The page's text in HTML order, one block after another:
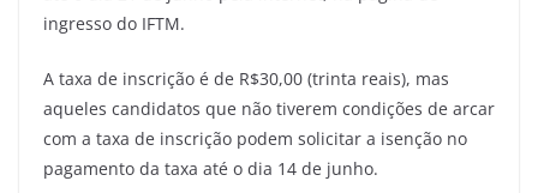
ingresso do IFTM.
A taxa de inscrição é de R$30,00 (trinta reais), mas
aqueles candidatos que não tiverem condições de arcar
com a taxa de inscrição podem solicitar a isenção no
pagamento da taxa até o dia 14 de junho.